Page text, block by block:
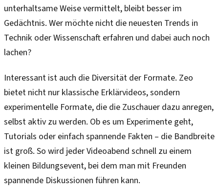
unterhaltsame Weise vermittelt, bleibt besser im
Gedächtnis. Wer möchte nicht die neuesten Trends in
Technik oder Wissenschaft erfahren und dabei auch noch
lachen?
Interessant ist auch die Diversität der Formate. Zeo
bietet nicht nur klassische Erklärvideos, sondern
experimentelle Formate, die die Zuschauer dazu anregen,
selbst aktiv zu werden. Ob es um Experimente geht,
Tutorials oder einfach spannende Fakten – die Bandbreite
ist groß. So wird jeder Videoabend schnell zu einem
kleinen Bildungsevent, bei dem man mit Freunden
spannende Diskussionen führen kann.